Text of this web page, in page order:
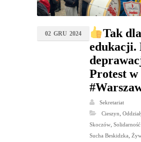
02 GRU 2024
Tak dla
edukacji.
Protest w
Sekretariat
Cieszyn,
Skoczów,
Sucha Beskidzka,